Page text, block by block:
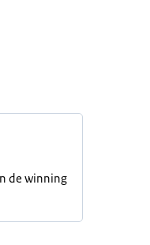
de winning